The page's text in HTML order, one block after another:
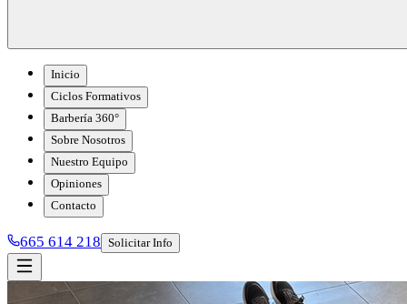
Inicio
Ciclos Formativos
Barbería 360°
Sobre Nosotros
Nuestro Equipo
Opiniones
Contacto
665 614 218 Solicitar Info